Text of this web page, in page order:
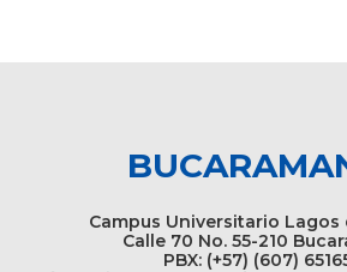
Campus Universitario Lagos
Calle 70 No. 55-210
PBX: (+57) (607)